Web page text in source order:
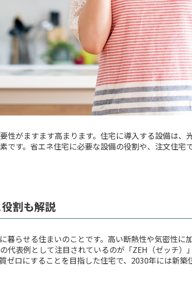
性がますます高まります。住宅に導入する設備は、
です。省エネ住宅に必要な設備の役割や、注文住宅
割も解説
暮らせる住まいのことです。高い断熱性や気密性に
代表例として注目されているのが「ZEH（ゼッチ）
ゼロにすることを目指した住宅で、2030年には新